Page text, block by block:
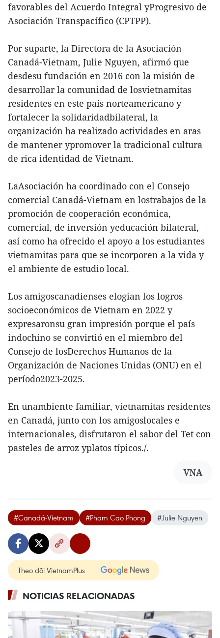
favorables del Acuerdo Integral yProgresivo de
Asociación Transpacífico (CPTPP).
Por suparte, la Directora de la Asociación
Canadá-Vietnam, Julie Nguyen, afirmó que
desdesu fundación en 2016 con la misión de
desarrollar la comunidad de losvietnamitas
residentes en este país norteamericano y
fortalecer la solidaridadbilateral, la
organización ha realizado actividades en aras
de mantener ypromover la tradicional cultura
de rica identidad de Vietnam.
LaAsociación ha coordinado con el Consejo
comercial Canadá-Vietnam en lostrabajos de la
promoción de cooperación económica,
comercial, de inversión yeducación bilateral,
así como ha ofrecido el apoyo a los estudiantes
vietnamitas para que se incorporen a la vida y
el ambiente de estudio local.
Los amigoscanadienses elogian los logros
socioeconómicos de Vietnam en 2022 y
expresaronsu gran impresión porque el país
indochino se convirtió en el miembro del
Consejo de losDerechos Humanos de la
Organización de Naciones Unidas (ONU) en el
período2023-2025.
En unambiente familiar, vietnamitas residentes
en Canadá, junto con los amigoslocales e
internacionales, disfrutaron el sabor del Tet con
pasteles de arroz yplatos típicos./.
VNA
#Canadá-Vietnam #Pham Cao Phong #Julie Nguyen
Theo dõi VietnamPlus
NOTICIAS RELACIONADAS